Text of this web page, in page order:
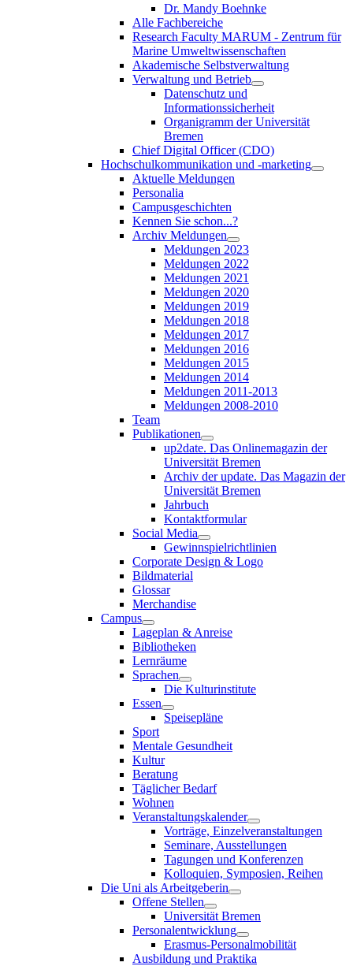
Dr. Mandy Boehnke
Alle Fachbereiche
Research Faculty MARUM - Zentrum für
Marine Umweltwissenschaften
Akademische Selbstverwaltung
Verwaltung und Betrieb
Datenschutz und
Informationssicherheit
Organigramm der Universität
Bremen
Chief Digital Officer (CDO)
Hochschulkommunikation und -marketing
Aktuelle Meldungen
Personalia
Campusgeschichten
Kennen Sie schon...?
Archiv Meldungen
Meldungen 2023
Meldungen 2022
Meldungen 2021
Meldungen 2020
Meldungen 2019
Meldungen 2018
Meldungen 2017
Meldungen 2016
Meldungen 2015
Meldungen 2014
Meldungen 2011-2013
Meldungen 2008-2010
Team
Publikationen
up2date. Das Onlinemagazin der
Universität Bremen
Archiv der update. Das Magazin der
Universität Bremen
Jahrbuch
Kontaktformular
Social Media
Gewinnspielrichtlinien
Corporate Design & Logo
Bildmaterial
Glossar
Merchandise
Campus
Lageplan & Anreise
Bibliotheken
Lernräume
Sprachen
Die Kulturinstitute
Essen
Speisepläne
Sport
Mentale Gesundheit
Kultur
Beratung
Täglicher Bedarf
Wohnen
Veranstaltungskalender
Vorträge, Einzelveranstaltungen
Seminare, Ausstellungen
Tagungen und Konferenzen
Kolloquien, Symposien, Reihen
Die Uni als Arbeitgeberin
Offene Stellen
Universität Bremen
Personalentwicklung
Erasmus-Personalmobilität
Ausbildung und Praktika